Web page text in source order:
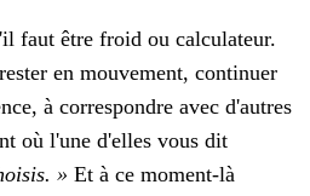
faut être froid ou calculateur.
en mouvement, continuer
à correspondre avec d'autres
où l'une d'elles vous dit
» Et à ce moment-là